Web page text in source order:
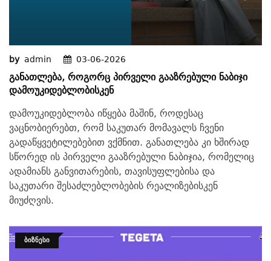
by admin 03-06-2026
Განათლება, Როგორც Პირველი Გააზრებული Ნაბიჯი
Დამოუკიდებლობისკენ
დამოუკიდებლობა იწყება მაშინ, როდესაც
ვაცნობიერებთ, რომ საკუთარ მომავალს ჩვენი
გადაწყვეტილებებით ვქმნით. განათლება კი ხშირად
სწორედ ის პირველი გააზრებული ნაბიჯია, რომელიც
ადამიანს განვითარების, თავისუფლებისა და
საკუთარი შესაძლებლობების რეალიზებისკენ
მიუძღვის.
ᲑᲘᲖᲜᲔᲡᲘ